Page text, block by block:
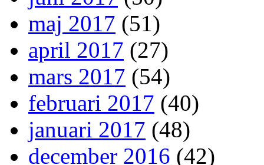
maj 2017 (51)
april 2017 (27)
mars 2017 (54)
februari 2017 (40)
januari 2017 (48)
december 2016 (42)